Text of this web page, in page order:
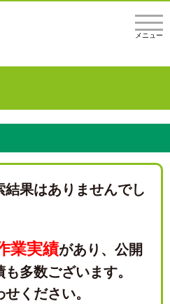
メニュー
果はありませんでし
業実績があり、 公開
多数ございます。
ください。